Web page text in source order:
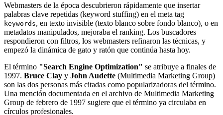
Webmasters de la época descubrieron rápidamente que insertar
palabras clave repetidas (keyword stuffing) en el meta tag
keywords, en texto invisible (texto blanco sobre fondo blanco), o en
metadatos manipulados, mejoraba el ranking. Los buscadores
respondieron con filtros, los webmasters refinaron las técnicas, y
empezó la dinámica de gato y ratón que continúa hasta hoy.
El término "Search Engine Optimization" se atribuye a finales de
1997. Bruce Clay y John Audette (Multimedia Marketing Group)
son las dos personas más citadas como popularizadoras del término.
Una mención documentada en el archivo de Multimedia Marketing
Group de febrero de 1997 sugiere que el término ya circulaba en
círculos profesionales.